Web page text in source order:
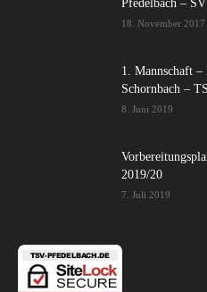
Pfedelbach –
18. November 2017
1. Mannschaft
Schornbach –
8. Juni 2019
2019/20
7. Juli 2019